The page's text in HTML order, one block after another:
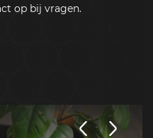
op bij vragen.